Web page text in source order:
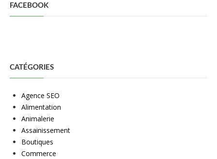
FACEBOOK
CATÉGORIES
Agence SEO
Alimentation
Animalerie
Assainissement
Boutiques
Commerce